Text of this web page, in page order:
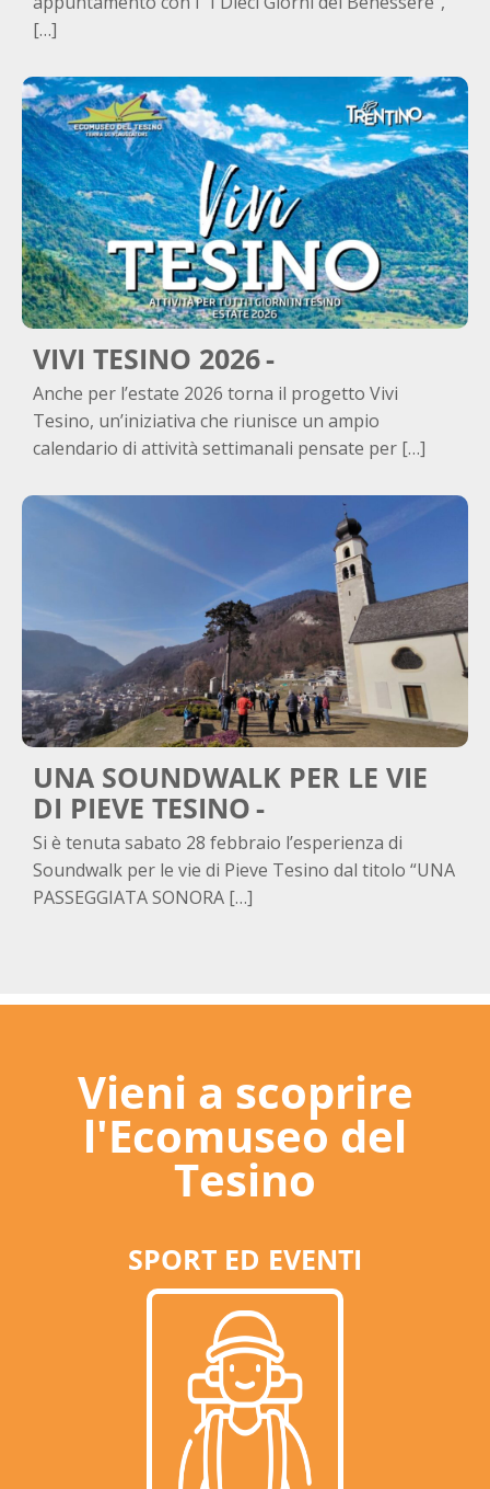
[…]
VIVI TESINO 2026
Anche per l’estate 2026 torna il progetto Vivi
Tesino, un’iniziativa che riunisce un ampio
calendario di attività settimanali pensate per […]
UNA SOUNDWALK PER LE VIE
DI PIEVE TESINO
Si è tenuta sabato 28 febbraio l’esperienza di
Soundwalk per le vie di Pieve Tesino dal titolo “UNA
PASSEGGIATA SONORA […]
Vieni a scoprire
l'Ecomuseo del
Tesino
SPORT ED EVENTI